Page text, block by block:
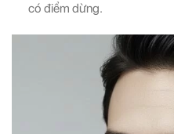
có điểm dừng.